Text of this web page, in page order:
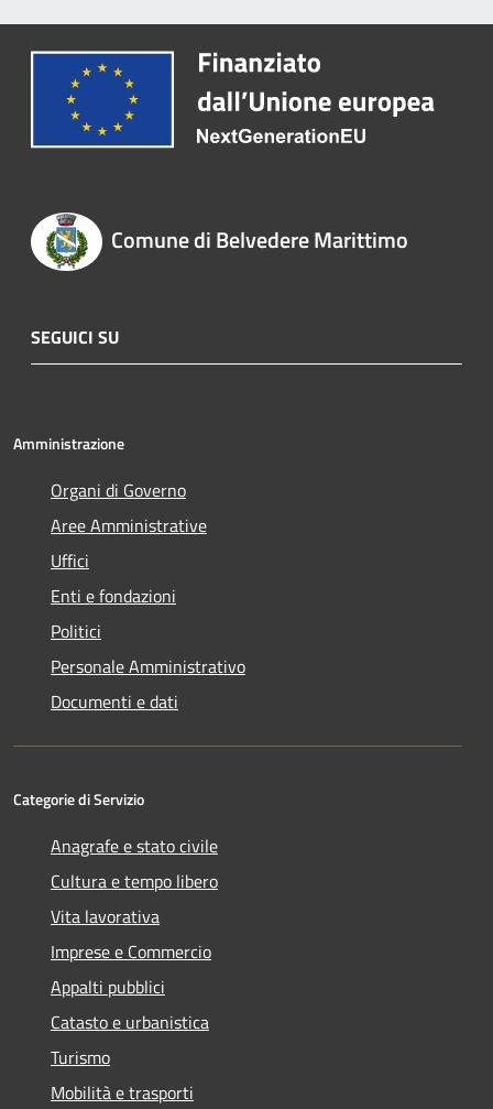
Comune di Belvedere Marittimo
SEGUICI SU
Amministrazione
Organi di Governo
Aree Amministrative
Uffici
Enti e fondazioni
Politici
Personale Amministrativo
Documenti e dati
Categorie di Servizio
Anagrafe e stato civile
Cultura e tempo libero
Vita lavorativa
Imprese e Commercio
Appalti pubblici
Catasto e urbanistica
Turismo
Mobilità e trasporti